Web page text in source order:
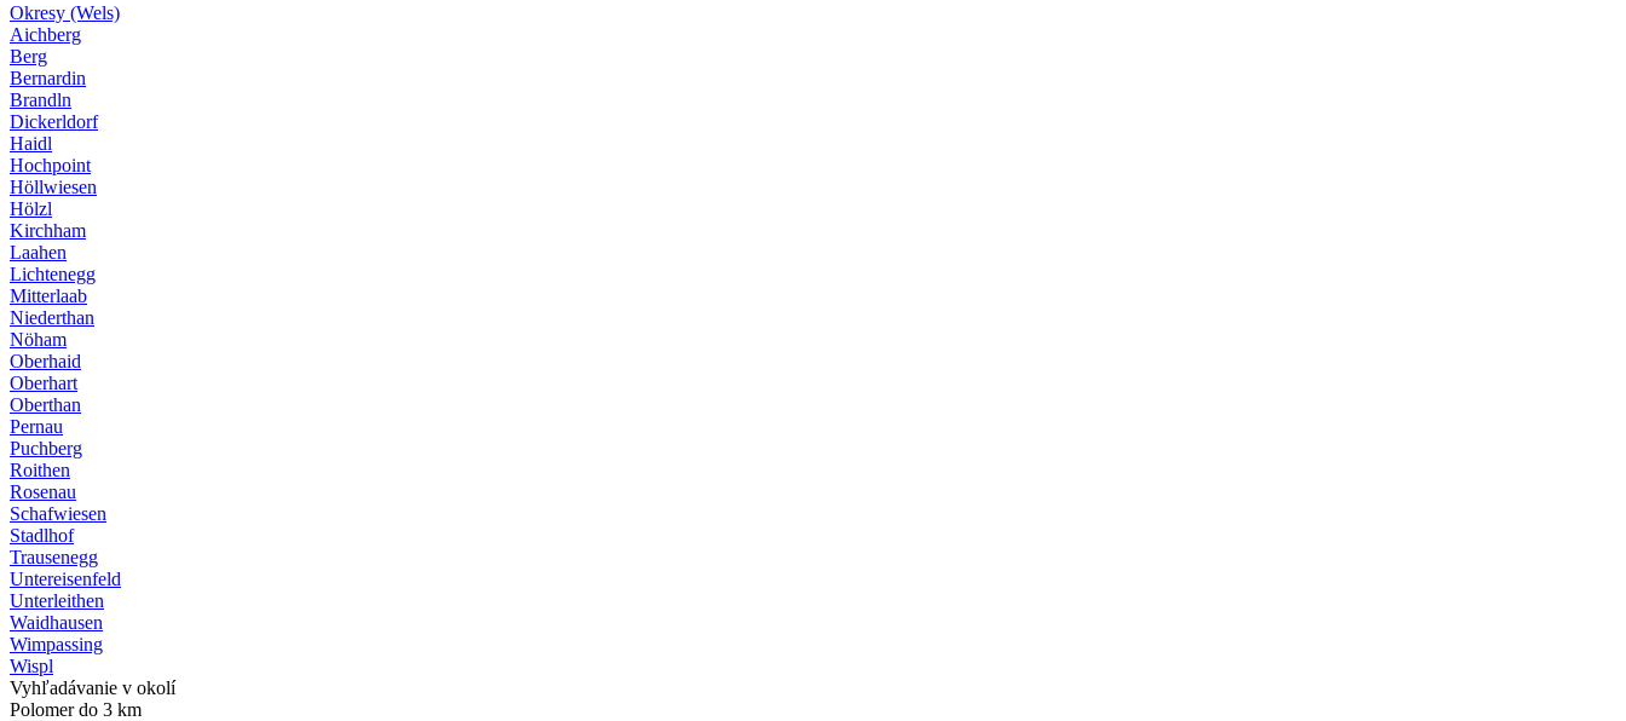
Okresy (Wels)
Aichberg
Berg
Bernardin
Brandln
Dickerldorf
Haidl
Hochpoint
Höllwiesen
Hölzl
Kirchham
Laahen
Lichtenegg
Mitterlaab
Niederthan
Nöham
Oberhaid
Oberhart
Oberthan
Pernau
Puchberg
Roithen
Rosenau
Schafwiesen
Stadlhof
Trausenegg
Untereisenfeld
Unterleithen
Waidhausen
Wimpassing
Wispl
Vyhľadávanie v okolí
Polomer do 3 km